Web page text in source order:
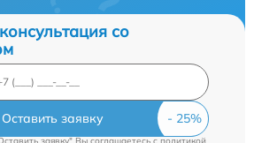
со
Оставить заявку
заявку" Вы соглашаетесь cполитикой